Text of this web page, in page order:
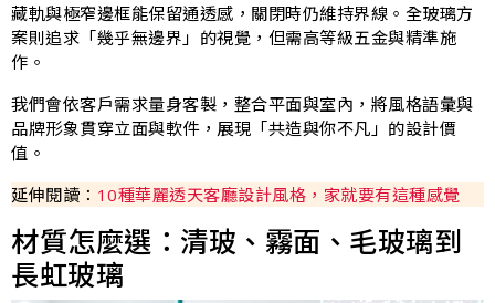
藏軌與極窄邊框能保留通透感，關閉時仍維持界線。全玻璃方
案則追求「幾乎無邊界」的視覺，但需高等級五金與精準施
作。
我們會依客戶需求量身客製，整合平面與室內，將風格語彙與
品牌形象貫穿立面與軟件，展現「共造與你不凡」的設計價
值。
延伸閱讀： 10種華麗透天客廳設計風格，家就要有這種感覺
材質怎麼選：清玻、霧面、毛玻璃到
長虹玻璃